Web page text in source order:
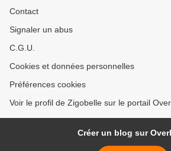
Contact
Signaler un abus
C.G.U.
Cookies et données personnelles
Préférences cookies
Voir le profil de Zigobelle sur le portail
Créer un blog sur